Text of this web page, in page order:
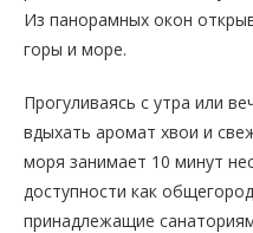
Из панорамных окон
горы и море.
Прогуливаясь с утра или
вдыхать аромат хвои и
моря занимает 10 минут
доступности как
принадлежащие